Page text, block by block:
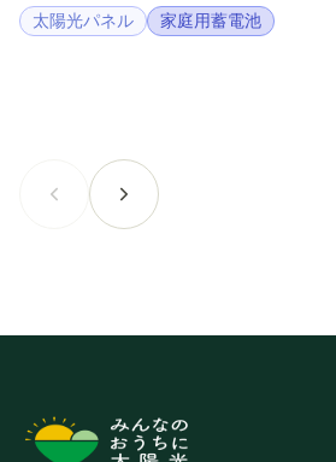
太陽光パネル
家庭用蓄電池